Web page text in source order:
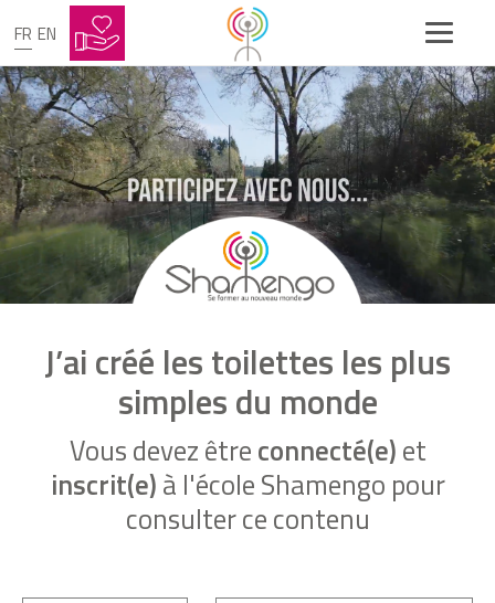
FR EN
J’ai créé les toilettes les plus
simples du monde
Vous devez êtreconnecté(e)et
inscrit(e)à l'école Shamengo pour
consulter ce contenu